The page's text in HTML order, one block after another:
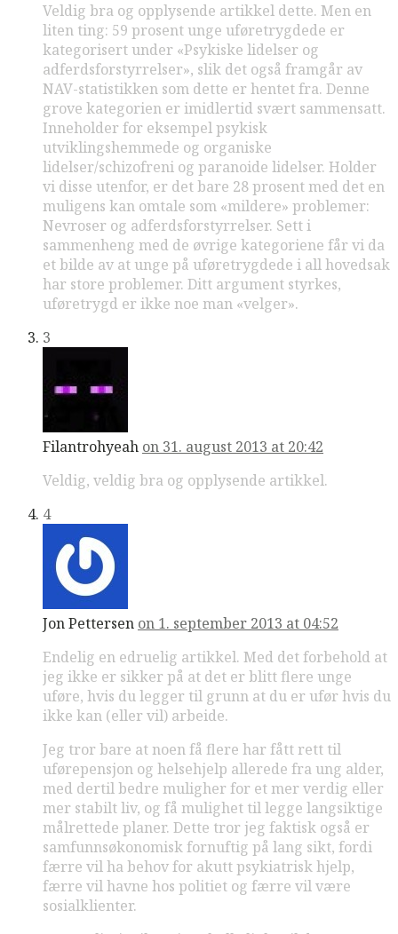
Veldig bra og opplysende artikkel dette. Men en
liten ting: 59 prosent unge uføretrygdede er
kategorisert under «Psykiske lidelser og
adferdsforstyrrelser», slik det også framgår av
NAV-statistikken som dette er hentet fra. Denne
grove kategorien er imidlertid svært sammensatt.
Inneholder for eksempel psykisk
utviklingshemmede og organiske
lidelser/schizofreni og paranoide lidelser. Holder
vi disse utenfor, er det bare 28 prosent med det en
muligens kan omtale som «mildere» problemer:
Nevroser og adferdsforstyrrelser. Sett i
sammenheng med de øvrige kategoriene får vi da
et bilde av at unge på uføretrygdede i all hovedsak
har store problemer. Ditt argument styrkes,
uføretrygd er ikke noe man «velger».
3
Filantrohyeah on 31. august 2013 at 20:42
Veldig, veldig bra og opplysende artikkel.
4
Jon Pettersen on 1. september 2013 at 04:52
Endelig en edruelig artikkel. Med det forbehold at
jeg ikke er sikker på at det er blitt flere unge
uføre, hvis du legger til grunn at du er ufør hvis du
ikke kan (eller vil) arbeide.
Jeg tror bare at noen få flere har fått rett til
uførepensjon og helsehjelp allerede fra ung alder,
med dertil bedre muligher for et mer verdig eller
mer stabilt liv, og få mulighet til legge langsiktige
målrettede planer. Dette tror jeg faktisk også er
samfunnsøkonomisk fornuftig på lang sikt, fordi
færre vil ha behov for akutt psykiatrisk hjelp,
færre vil havne hos politiet og færre vil være
sosialklienter.